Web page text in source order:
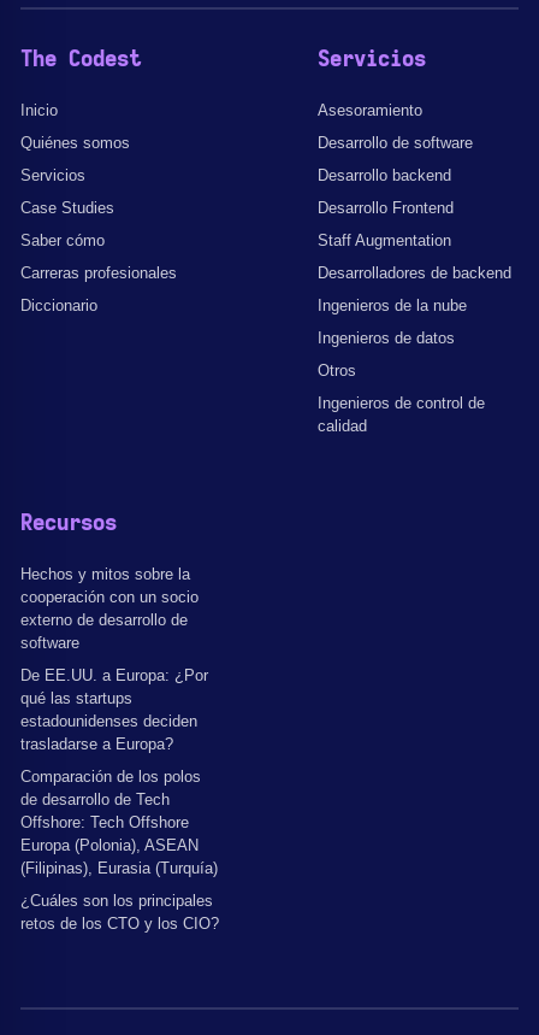
The Codest
Inicio
Quiénes somos
Servicios
Case Studies
Saber cómo
Carreras profesionales
Diccionario
Servicios
Asesoramiento
Desarrollo de software
Desarrollo backend
Desarrollo Frontend
Staff Augmentation
Desarrolladores de backend
Ingenieros de la nube
Ingenieros de datos
Otros
Ingenieros de control de
calidad
Recursos
Hechos y mitos sobre la
cooperación con un socio
externo de desarrollo de
software
De EE.UU. a Europa: ¿Por
qué las startups
estadounidenses deciden
trasladarse a Europa?
Comparación de los polos
de desarrollo de Tech
Offshore: Tech Offshore
Europa (Polonia), ASEAN
(Filipinas), Eurasia (Turquía)
¿Cuáles son los principales
retos de los CTO y los CIO?